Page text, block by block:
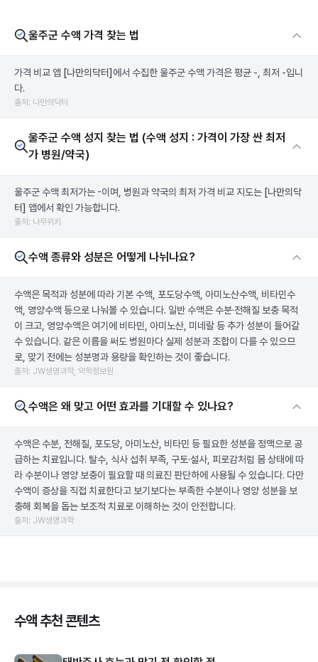
울주군 수액 가격 찾는 법
가격 비교 앱 [나만의닥터] 에서 수집한 울주군 수액 가격은 평균 -, 최저 -입니
다.
출처: 나만의닥터
울주군 수액 성지 찾는 법 (수액 성지 : 가격이 가장 싼 최저
가 병원/약국)
울주군 수액 최저가는 -이며, 병원과 약국의 최저 가격 비교 지도는 [나만의닥
터] 앱에서 확인 가능합니다.
출처: 나무위키
수액 종류와 성분은 어떻게 나뉘나요?
수액은 목적과 성분에 따라 기본 수액, 포도당수액, 아미노산수액, 비타민수
액, 영양수액 등으로 나눠볼 수 있습니다. 일반 수액은 수분·전해질 보충 목적
이 크고, 영양수액은 여기에 비타민, 아미노산, 미네랄 등 추가 성분이 들어갈
수 있습니다. 같은 이름을 써도 병원마다 실제 성분과 조합이 다를 수 있으므
로, 맞기 전에는 성분명과 용량을 확인하는 것이 좋습니다.
출처: JW생명과학, 약학정보원
수액은 왜 맞고 어떤 효과를 기대할 수 있나요?
수액은 수분, 전해질, 포도당, 아미노산, 비타민 등 필요한 성분을 정맥으로 공
급하는 치료입니다. 탈수, 식사 섭취 부족, 구토·설사, 피로감처럼 몸 상태에 따
라 수분이나 영양 보충이 필요할 때 의료진 판단하에 사용될 수 있습니다. 다만
수액이 증상을 직접 치료한다고 보기보다는 부족한 수분이나 영양 성분을 보
충해 회복을 돕는 보조적 치료로 이해하는 것이 안전합니다.
출처: JW생명과학
수액 추천 콘텐츠